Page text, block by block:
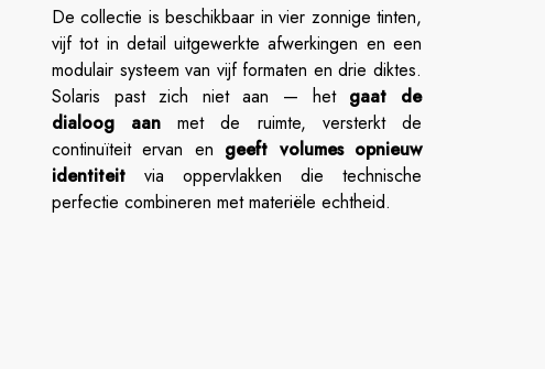
De collectie is beschikbaar in vier zonnige tinten,
vijf tot in detail uitgewerkte afwerkingen en een
modulair systeem van vijf formaten en drie diktes.
Solaris past zich niet aan — het gaat de
dialoog aan met de ruimte, versterkt de
continuïteit ervan en geeft volumes opnieuw
identiteitvia oppervlakken die technische
perfectie combineren met materiële echtheid.